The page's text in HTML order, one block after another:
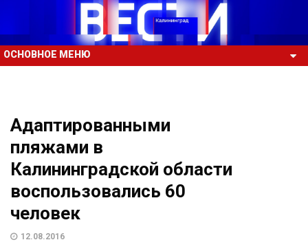
ОСНОВНОЕ МЕНЮ
Адаптированными
пляжами в
Калининградской области
воспользовались 60
человек
12.08.2016